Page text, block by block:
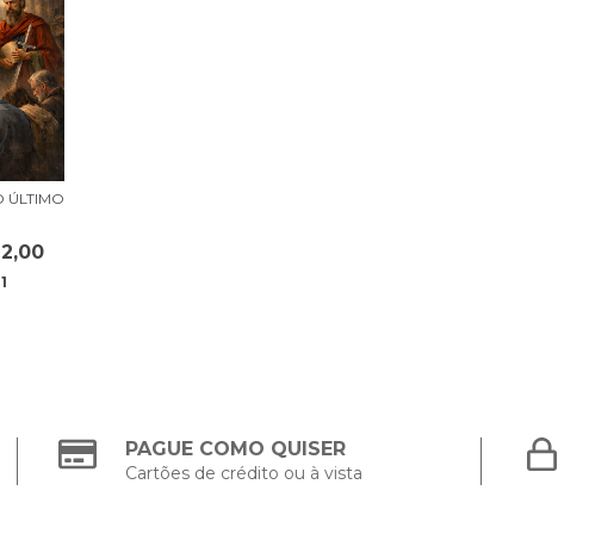
ÚLTIMO
PAGUE COMO QUISER
Cartões de crédito ou à vista